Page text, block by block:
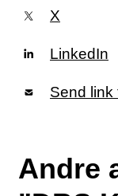
X
LinkedIn
Send link
Andre